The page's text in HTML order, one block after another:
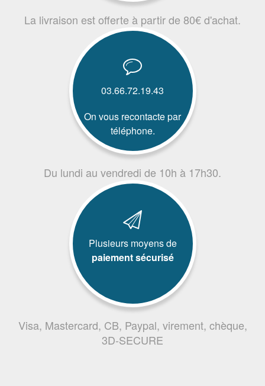
La livraison est offerte à partir de 80€ d'achat.
03.66.72.19.43
On vous recontacte par
téléphone.
Du lundi au vendredi de 10h à 17h30.
Plusieurs moyens de
paiement sécurisé
Visa, Mastercard, CB, Paypal, virement, chèque,
3D-SECURE